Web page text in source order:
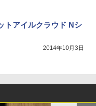
トアイルクラウド Nシ
2014年10月3日